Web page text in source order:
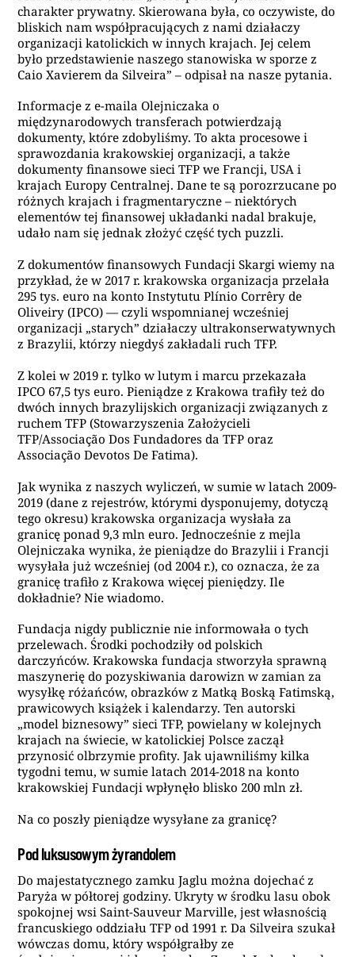
charakter prywatny. Skierowana była, co oczywiste, do
bliskich nam współpracujących z nami działaczy
organizacji katolickich w innych krajach. Jej celem
było przedstawienie naszego stanowiska w sporze z
Caio Xavierem da Silveira” – odpisał na nasze pytania.
Informacje z e-maila Olejniczaka o
międzynarodowych transferach potwierdzają
dokumenty, które zdobyliśmy. To akta procesowe i
sprawozdania krakowskiej organizacji, a także
dokumenty finansowe sieci TFP we Francji, USA i
krajach Europy Centralnej. Dane te są porozrzucane po
różnych krajach i fragmentaryczne – niektórych
elementów tej finansowej układanki nadal brakuje,
udało nam się jednak złożyć część tych puzzli.
Z dokumentów finansowych Fundacji Skargi wiemy na
przykład, że w 2017 r. krakowska organizacja przelała
295 tys. euro na konto Instytutu Plínio Corrêry de
Oliveiry (IPCO) — czyli wspomnianej wcześniej
organizacji „starych” działaczy ultrakonserwatywnych
z Brazylii, którzy niegdyś zakładali ruch TFP.
Z kolei w 2019 r. tylko w lutym i marcu przekazała
IPCO 67,5 tys euro. Pieniądze z Krakowa trafiły też do
dwóch innych brazylijskich organizacji związanych z
ruchem TFP (Stowarzyszenia Założycieli
TFP/Associação Dos Fundadores da TFP oraz
Associação Devotos De Fatima).
Jak wynika z naszych wyliczeń, w sumie w latach 2009-
2019 (dane z rejestrów, którymi dysponujemy, dotyczą
tego okresu) krakowska organizacja wysłała za
granicę ponad 9,3 mln euro. Jednocześnie z mejla
Olejniczaka wynika, że pieniądze do Brazylii i Francji
wysyłała już wcześniej (od 2004 r.), co oznacza, że za
granicę trafiło z Krakowa więcej pieniędzy. Ile
dokładnie? Nie wiadomo.
Fundacja nigdy publicznie nie informowała o tych
przelewach. Środki pochodziły od polskich
darczyńców. Krakowska fundacja stworzyła sprawną
maszynerię do pozyskiwania darowizn w zamian za
wysyłkę różańców, obrazków z Matką Boską Fatimską,
prawicowych książek i kalendarzy. Ten autorski
„model biznesowy” sieci TFP, powielany w kolejnych
krajach na świecie, w katolickiej Polsce zaczął
przynosić olbrzymie profity. Jak ujawniliśmy kilka
tygodni temu, w sumie latach 2014-2018 na konto
krakowskiej Fundacji wpłynęło blisko 200 mln zł.
Na co poszły pieniądze wysyłane za granicę?
Pod luksusowym żyrandolem
Do majestatycznego zamku Jaglu można dojechać z
Paryża w półtorej godziny. Ukryty w środku lasu obok
spokojnej wsi Saint-Sauveur Marville, jest własnością
francuskiego oddziału TFP od 1991 r. Da Silveira szukał
wówczas domu, który współgrałby ze